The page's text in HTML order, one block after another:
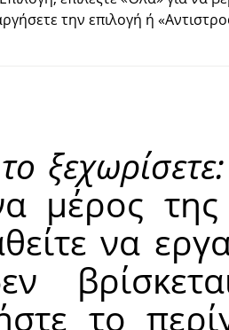
την επιλογή ή «
ξεχωρίσετε:
μέρος
να
το